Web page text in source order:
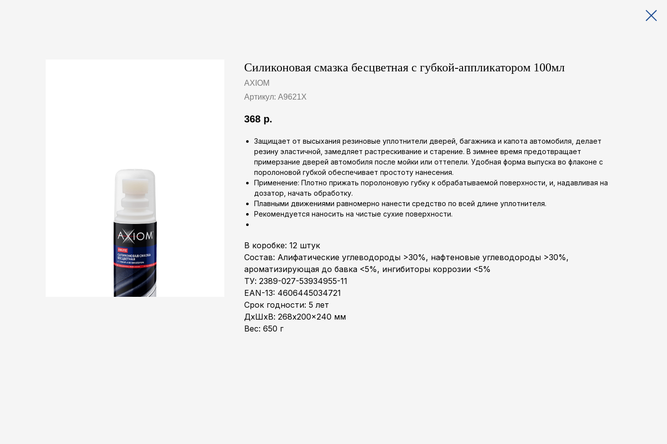
Силиконовая смазка бесцветная с губкой‑аппликатором 100мл
AXIOM
Артикул: A9621X
368 р.
Защищает от высыхания резиновые уплотнители дверей, багажника и капота автомобиля, делает
резину эластичной, замедляет растрескивание и старение. В зимнее время предотвращает
примерзание дверей автомобиля после мойки или оттепели. Удобная форма выпуска во флаконе с
поролоновой губкой обеспечивает простоту нанесения.
Применение: Плотно прижать поролоновую губку к обрабатываемой поверхности, и, надавливая на
дозатор, начать обработку.
Плавными движениями равномерно нанести средство по всей длине уплотнителя.
Рекомендуется наносить на чистые сухие поверхности.
В коробке: 12 штук
Состав: Алифатические углеводороды >30%, нафтеновые углеводороды >30%,
ароматизирующая до бавка <5%, ингибиторы коррозии <5%
ТУ: 2389-027-53934955-11
EAN-13: 4606445034721
Срок годности: 5 лет
ДxШxВ: 268x200x240 мм
Вес: 650 г